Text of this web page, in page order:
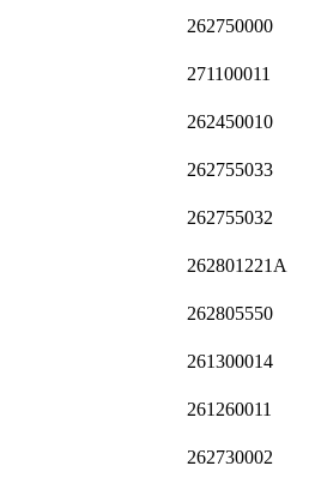
262750000
271100011
262450010
262755033
262755032
262801221A
262805550
261300014
261260011
262730002